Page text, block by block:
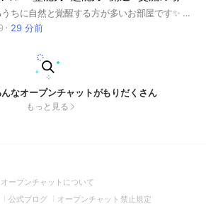
お話しているうちに自然と覚醒する方が多いお部屋です✨ 開運・能力開花したい方も、ただスピリチュアルがお好きな方も、 不思議体験について情報交換したい方も大歓迎です😊 ご参加条件（必読）👇 ✅承認は次のページで質問に ご回答いただけた方に限ります ✅他者とかぶりにくいお名前と プロフ画像をご設定ください ⚠︎実名・活動名・顔写真は禁止 ⚠︎「ちゃん」など敬称は除いて登録 ⚠︎読めない、呼びづらいなど 名前として成立していないものはNG ✅皆が過ごしやすい場にするため ご参加後は大事なノートの 【お願い・ルール】をご一読ください🫶 ・・・ 一緒に目に見えない世界について 情報交換を楽しみましょう✨ スピリチュアルに関する質問も遠慮なく🍀 ご参加お待ちしております😌 管理人 はる🪷 🌏魂・記憶 前世、過去世、転生、輪廻、カルマ ワンネス、アカシックレコード 🛸宇宙・多次元 パラレルワールド、アセンデッドマスター ノンデュアリティ、宇宙人、UFO 🪐使命・目覚め スターシード、ライトワーカー、インディゴチルドレン クリスタルチルドレン、レインボーチルドレン ⭐️超感覚・覚醒 霊力、透視、念力、テレパシー、予知 第三の目、松果体、エンパス ☀️エネルギー・活性化 波動、瞑想、ヨーガ、チャクラ、オーラ、クンダリーニ、水晶、フラーレン 祈り、引き寄せ、アファメーション、アセンション 🔮占い・予言 霊視、チャネリング、占星術、タロット、オラクルカード ペンデュラム、数秘術、手相、九星気学、風水 💓ヒーリング・浄化 レイキ、氣功、ヒプノセラピー グラウンディング、結界 👻霊魂 先祖霊、地縛霊、浄霊、除霊、お祓い 👼守護 主護霊、指導霊、支配霊、自然霊 ハイヤーセルフ、真我、天使、龍神 🐉眷属・精霊 龍、天狗、狐、狛犬、蛇 妖怪、妖精、ユニコーン 🛕古代文明 レムリア、アトランティス、ムー、縄文 📚神話・書物 ギリシャ神話、北欧神話、聖書 古事記、日本書紀、日月新示 👣道・宗教 神道、仏教、陰陽道、キリスト教 イスラム教、ヒンズー教、ユダヤ教 🎵趣味 神社仏閣参拝、パワースポット巡り 🖌神代文字・神聖幾何学 龍体文字、カタカムナ、ヲシテ文字 フトマニ図、トーラス、フラワーオブライフ 🧠人智 哲学、心理学、量子力学
29 分前
なオープンチャットがもりだくさん
もっと見る
オープンチャットについて
in
(Open
公式ブログ (Open
オープンチャット禁止規定(Open